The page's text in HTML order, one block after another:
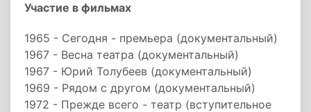
Участие в фильмах
1965 - Сегодня - премьера (документальный)
1967 - Весна театра (документальный)
1967 - Юрий Толубеев (документальный)
1969 - Рядом с другом (документальный)
1972 - Прежде всего - театр (вступительное